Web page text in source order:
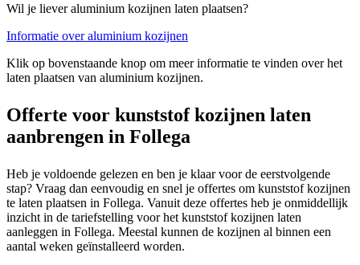
Wil je liever aluminium kozijnen laten plaatsen?
Informatie over aluminium kozijnen
Klik op bovenstaande knop om meer informatie te vinden over het
laten plaatsen van aluminium kozijnen.
Offerte voor kunststof kozijnen laten
aanbrengen in Follega
Heb je voldoende gelezen en ben je klaar voor de eerstvolgende
stap? Vraag dan eenvoudig en snel je offertes om kunststof kozijnen
te laten plaatsen in Follega. Vanuit deze offertes heb je onmiddellijk
inzicht in de tariefstelling voor het kunststof kozijnen laten
aanleggen in Follega. Meestal kunnen de kozijnen al binnen een
aantal weken geïnstalleerd worden.